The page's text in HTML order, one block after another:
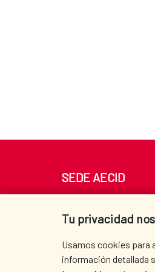
Tu privacidad
Usamos cookies para
información detallada
SEDE AECID
Tel. +34 900 20 30 54​​​​​​​